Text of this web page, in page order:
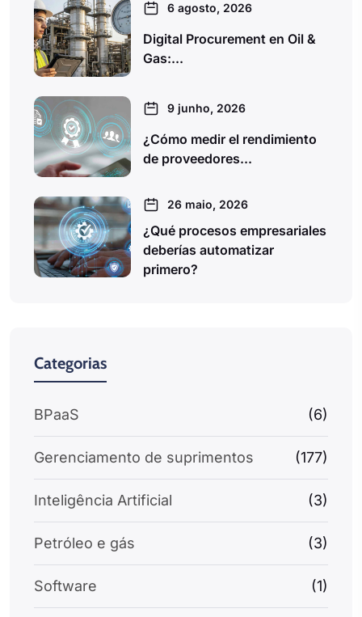
6 agosto, 2026
Digital Procurement en Oil &
Gas:...
9 junho, 2026
¿Cómo medir el rendimiento
de proveedores...
26 maio, 2026
¿Qué procesos empresariales
deberías automatizar
primero?
Categorias
BPaaS (6)
Gerenciamento de suprimentos (177)
Inteligência Artificial (3)
Petróleo e gás (3)
Software (1)